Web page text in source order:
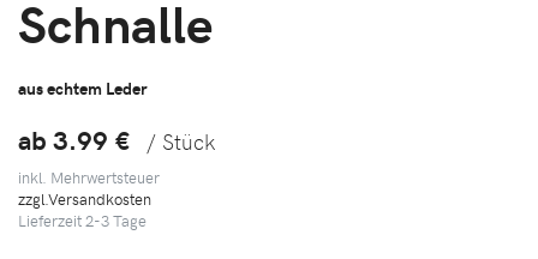
Schnalle
aus echtem Leder
ab 3.99 € / Stück
inkl. Mehrwertsteuer
zzgl.Versandkosten
Lieferzeit 2-3Tage